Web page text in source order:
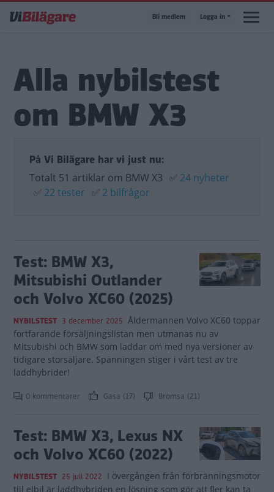
till
Bli medlem Logga in
Alla nybilstest
om BMW X3
På Vi Bilägare har vi just nu:
Totalt 51 artiklar om BMW X3 ✅ 24 nyheter
✅ 22 tester ✅ 2 bilfrågor
Test: BMW X3,
Mitsubishi Outlander
och Volvo XC60 (2025)
NYBILSTEST 3 december 2025 Åldermannen Volvo XC60 toppar
fortfarande försäljningslistan men utmanas nu av
Mitsubishi och BMW som laddar om med nya versioner av
tidigare storsäljare. Spänningen stiger i vårt test av tre
laddhybrider!
0 kommentarer Gasa (17) Bromsa (21)
Test: BMW X3, Lexus NX
och Volvo XC60 (2022)
NYBILSTEST 25 juli 2022 I övergången från förbränningsmotor
till elbil är laddhybriden en lösning som gör att fler kan ta